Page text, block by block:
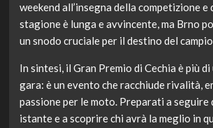
weekend all’insegna della competizione e
stagione è lunga e avvincente, ma Brno
un snodo cruciale per il destino del
In sintesi, il Gran Premio di Cechia è più di
gara: è un evento che racchiude rivalità,
passione per le moto. Preparati a seguire
istante e a scoprire chi avrà la meglio in